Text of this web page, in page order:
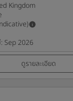
Kingdom
: Sep 2026
ดูรายละเอียด